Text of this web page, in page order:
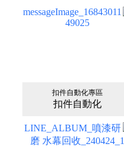
扣件自動化專區
扣件自動化